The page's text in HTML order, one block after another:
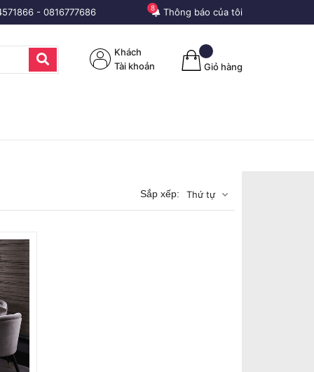
- 0816777686 Thông báo của tôi
8
Giỏ hàng
Khách
Tài khoản
Sắp xếp: Thứ tự